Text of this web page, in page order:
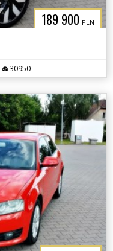
189 900 PLN
30950